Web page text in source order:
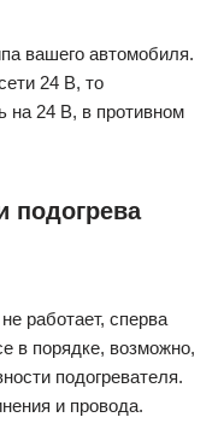
вашего автомобиля.
24 В, то
на 24 В, в противном
подогрева
работает, сперва
в порядке, возможно,
подогревателя.
и провода.